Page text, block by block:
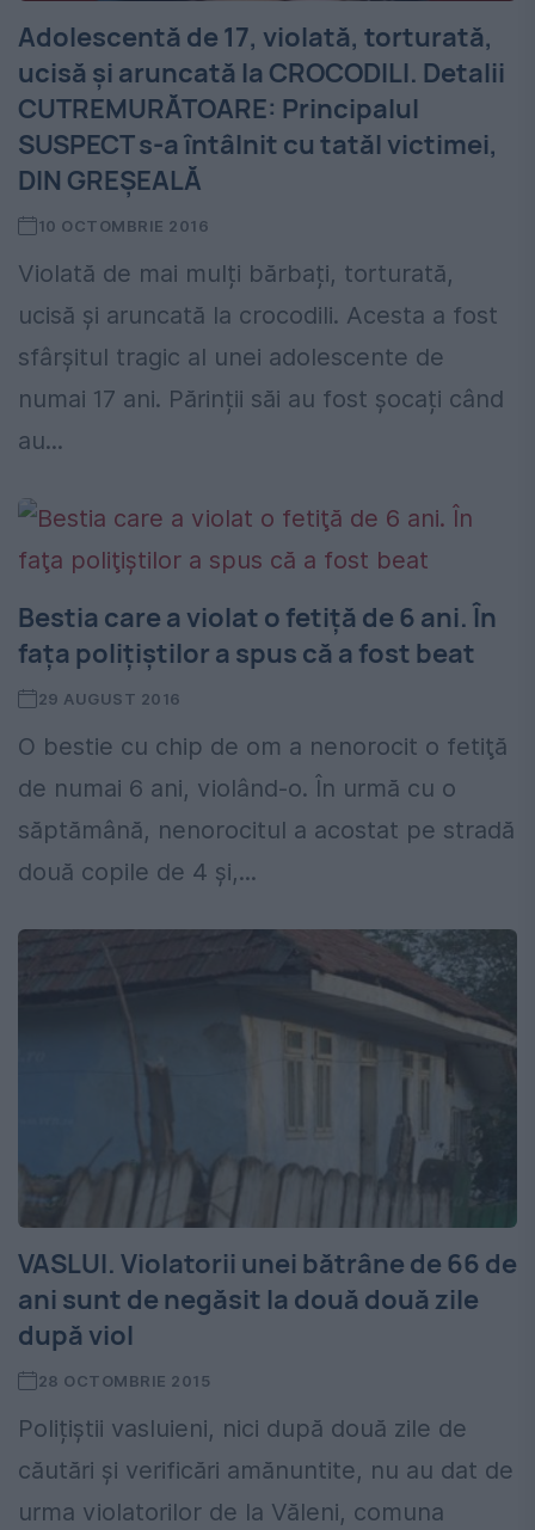
Adolescentă de 17, violată, torturată,
ucisă și aruncată la CROCODILI. Detalii
CUTREMURĂTOARE: Principalul
SUSPECT s-a întâlnit cu tatăl victimei,
DIN GREȘEALĂ
10 OCTOMBRIE 2016
Violată de mai mulți bărbați, torturată,
ucisă și aruncată la crocodili. Acesta a fost
sfârșitul tragic al unei adolescente de
numai 17 ani. Părinții săi au fost șocați când
au...
Bestia care a violat o fetiţă de 6 ani. În
faţa poliţiştilor a spus că a fost beat
29 AUGUST 2016
O bestie cu chip de om a nenorocit o fetiţă
de numai 6 ani, violând-o. În urmă cu o
săptămână, nenorocitul a acostat pe stradă
două copile de 4 şi,...
VASLUI. Violatorii unei bătrâne de 66 de
ani sunt de negăsit la două două zile
după viol
28 OCTOMBRIE 2015
Polițiștii vasluieni, nici după două zile de
căutări și verificări amănuntite, nu au dat de
urma violatorilor de la Văleni, comuna